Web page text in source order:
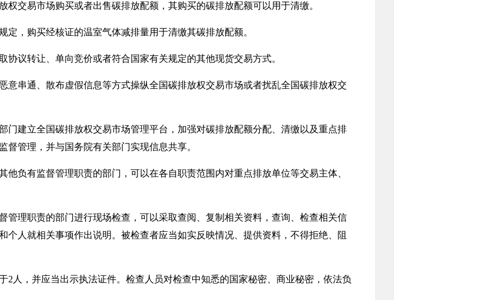
交易市场购买或者出售碳排放配额，其购买的碳排放配额可以用于清缴。
，购买经核证的温室气体减排量用于清缴其碳排放配额。
转让、单向竞价或者符合国家有关规定的其他现货交易方式。
串通、散布虚假信息等方式操纵全国碳排放权交易市场或者扰乱全国碳排放权交
立全国碳排放权交易市场管理平台，加强对碳排放配额分配、清缴以及重点排
督管理，并与国务院有关部门实现信息共享。
有监督管理职责的部门，可以在各自职责范围内对重点排放单位等交易主体、
理职责的部门进行现场检查，可以采取查阅、复制相关资料，查询、检查相关信
个人就相关事项作出说明。被检查者应当如实反映情况、提供资料，不得拒绝、阻
，并应当出示执法证件。检查人员对检查中知悉的国家秘密、商业秘密，依法负